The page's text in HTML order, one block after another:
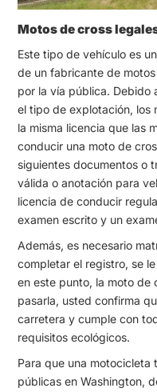
Motos de cross
Este tipo de vehículo es
de un fabricante de
por la vía pública. Debido
el tipo de explotación, los
la misma licencia que las
conducir una moto de
siguientes documentos o
válida o anotación para
licencia de conducir
examen escrito y un
Además, es necesario
completar el registro, se
en este punto, la moto de
pasarla, usted confirma
carretera y cumple con
requisitos ecológicos.
Para que una motocicleta
públicas en Washington,